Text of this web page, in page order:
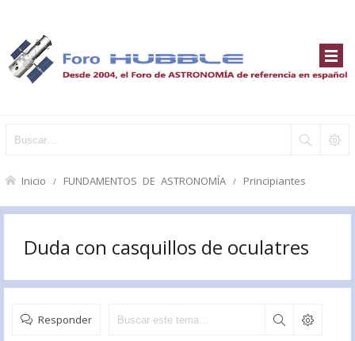
Inicio FUNDAMENTOS DE ASTRONOMÍA Principiantes
Duda con casquillos de oculatres
Responder